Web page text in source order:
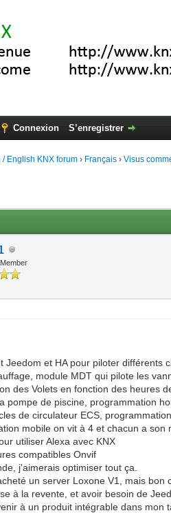
Connexion S’enregistrer
/ English KNX forum › Français ›Visus
Jeedom et HA pour piloter différents
module MDT qui pilote les
des Volets en fonction des heures
pompe de piscine, programmation
de circulateur ECS,
mobile on vit à 4 et chacun a
utiliser Alexa avec KNX
compatibles Onvif
j'aimerais optimiser tout ça.
un server Loxone V1, mais
à la revente, et avoir besoin de
à un produit intégrable dans